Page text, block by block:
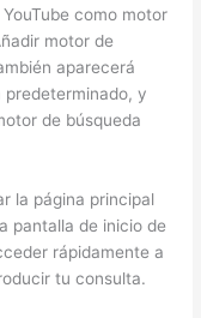
como motor
motor de
aparecerá
y
de búsqueda
la página principal
pantalla de inicio de
rápidamente a
tu consulta.